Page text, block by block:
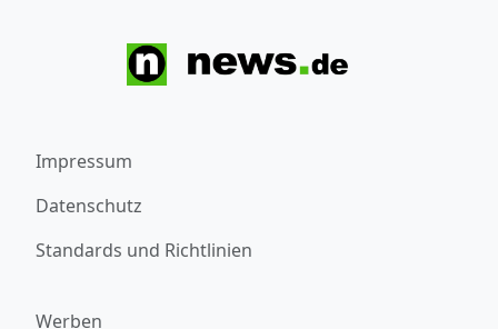
Impressum
Datenschutz
Standards und Richtlinien
Werben